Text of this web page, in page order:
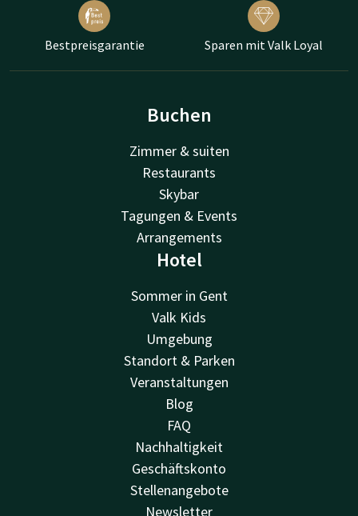
Bestpreisgarantie Sparen mit Valk Loyal
Buchen
Zimmer & suiten
Restaurants
Skybar
Tagungen & Events
Arrangements
Hotel
Sommer in Gent
Valk Kids
Umgebung
Standort & Parken
Veranstaltungen
Blog
FAQ
Nachhaltigkeit
Geschäftskonto
Stellenangebote
Newsletter